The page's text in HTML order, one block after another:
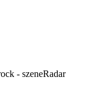
- szeneRadar